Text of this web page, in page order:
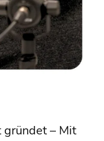
– Mit